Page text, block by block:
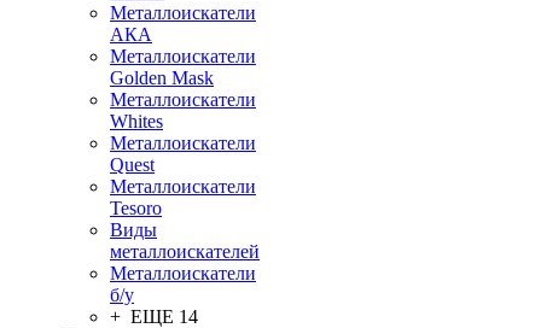
Металлоискатели
АКА
Металлоискатели
Golden Mask
Металлоискатели
Whites
Металлоискатели
Quest
Металлоискатели
Tesoro
Виды
металлоискателей
Металлоискатели
б/у
+ ЕЩЕ 14